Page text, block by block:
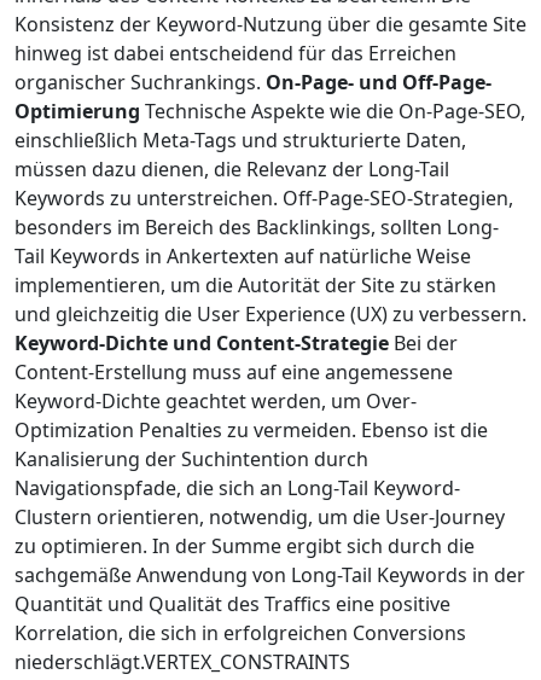
Konsistenz der Keyword-Nutzung über die gesamte Site
hinweg ist dabei entscheidend für das Erreichen
organischer Suchrankings. On-Page- und Off-Page-
Optimierung Technische Aspekte wie die On-Page-SEO,
einschließlich Meta-Tags und strukturierte Daten,
müssen dazu dienen, die Relevanz der Long-Tail
Keywords zu unterstreichen. Off-Page-SEO-Strategien,
besonders im Bereich des Backlinkings, sollten Long-
Tail Keywords in Ankertexten auf natürliche Weise
implementieren, um die Autorität der Site zu stärken
und gleichzeitig die User Experience (UX) zu verbessern.
Keyword-Dichte und Content-Strategie Bei der
Content-Erstellung muss auf eine angemessene
Keyword-Dichte geachtet werden, um Over-
Optimization Penalties zu vermeiden. Ebenso ist die
Kanalisierung der Suchintention durch
Navigationspfade, die sich an Long-Tail Keyword-
Clustern orientieren, notwendig, um die User-Journey
zu optimieren. In der Summe ergibt sich durch die
sachgemäße Anwendung von Long-Tail Keywords in der
Quantität und Qualität des Traffics eine positive
Korrelation, die sich in erfolgreichen Conversions
niederschlägt.VERTEX_CONSTRAINTS